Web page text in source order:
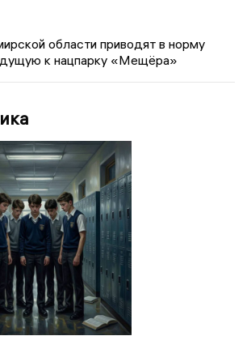
области приводят в норму
к нацпарку «Мещёра»